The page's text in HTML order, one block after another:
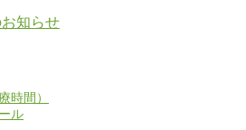
時間）
ル